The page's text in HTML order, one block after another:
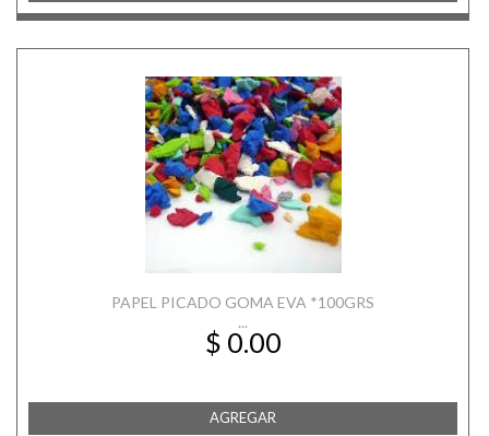
PAPEL PICADO GOMA EVA *100GRS
...
$ 0.00
AGREGAR